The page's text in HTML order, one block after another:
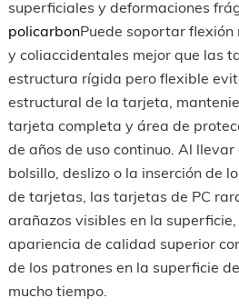
superficiales y deformaciones
policarbonPuede soportar
y coliaccidentales mejor que las
estructura rígida pero flexible
estructural de la tarjeta,
tarjeta completa y área de
de años de uso continuo. Al
bolsillo, deslizo o la inserción de
de tarjetas, las tarjetas de PC
arañazos visibles en la
apariencia de calidad superior
de los patrones en la superficie
mucho tiempo.